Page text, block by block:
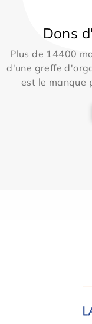
Dons
Plus de 14400
d'une greffe
est le manque